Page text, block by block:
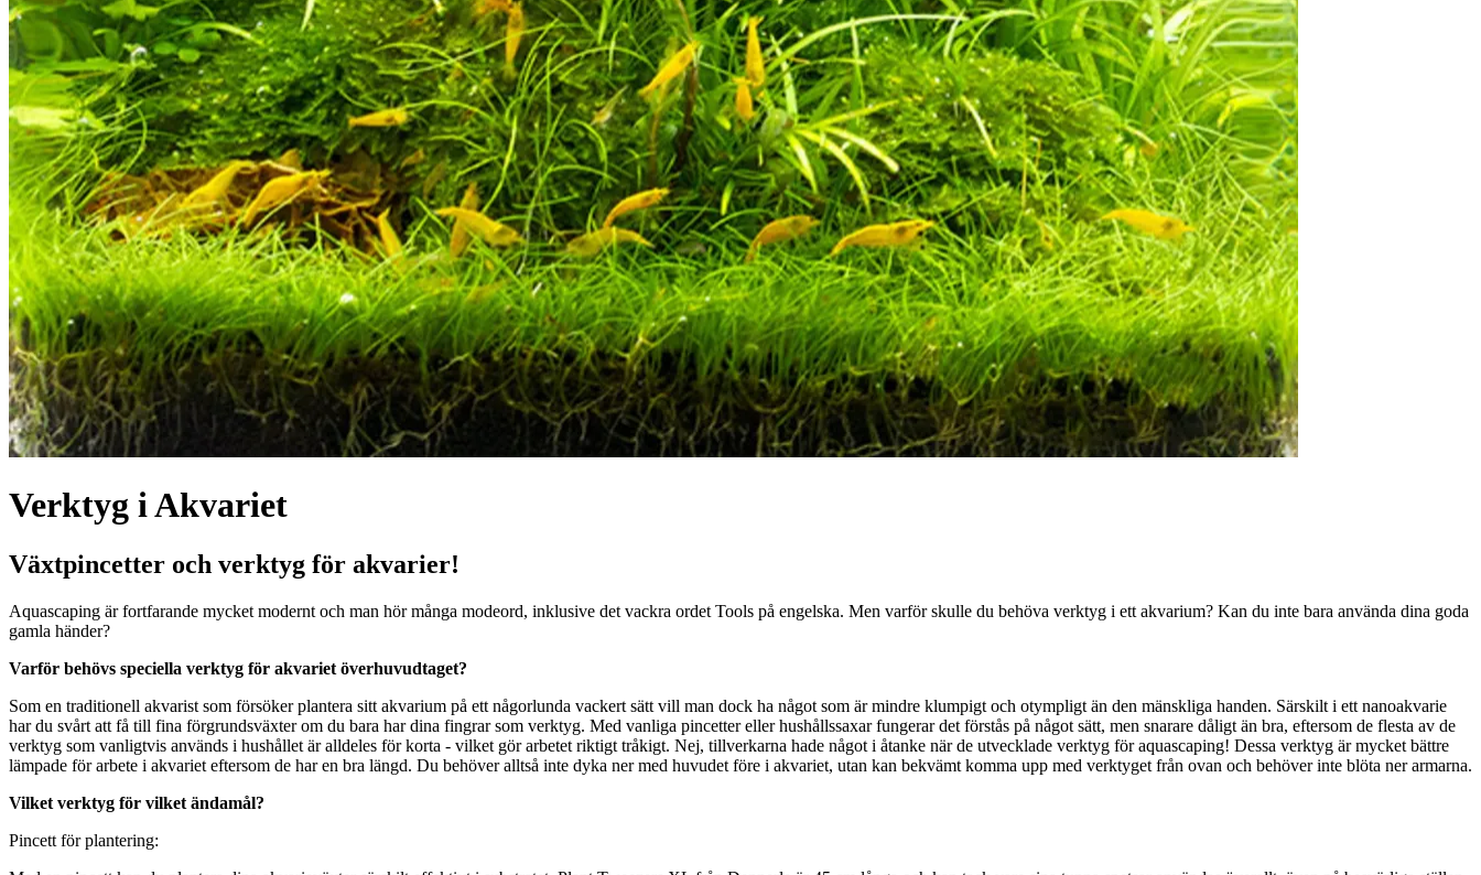
Verktyg i Akvariet
Växtpincetter och verktyg för akvarier!
Aquascaping är fortfarande mycket modernt och man hör många modeord, inklusive det vackra ordet Tools på engelska. Men varför skulle du behöva verktyg i ett akvarium? Kan du inte bara använda dina goda
gamla händer?
Varför behövs speciella verktyg för akvariet överhuvudtaget?
Som en traditionell akvarist som försöker plantera sitt akvarium på ett någorlunda vackert sätt vill man dock ha något som är mindre klumpigt och otympligt än den mänskliga handen. Särskilt i ett nanoakvarie
har du svårt att få till fina förgrundsväxter om du bara har dina fingrar som verktyg. Med vanliga pincetter eller hushållssaxar fungerar det förstås på något sätt, men snarare dåligt än bra, eftersom de flesta av de
verktyg som vanligtvis används i hushållet är alldeles för korta - vilket gör arbetet riktigt tråkigt. Nej, tillverkarna hade något i åtanke när de utvecklade verktyg för aquascaping! Dessa verktyg är mycket bättre
lämpade för arbete i akvariet eftersom de har en bra längd. Du behöver alltså inte dyka ner med huvudet före i akvariet, utan kan bekvämt komma upp med verktyget från ovan och behöver inte blöta ner armarna.
Vilket verktyg för vilket ändamål?
Pincett för plantering: